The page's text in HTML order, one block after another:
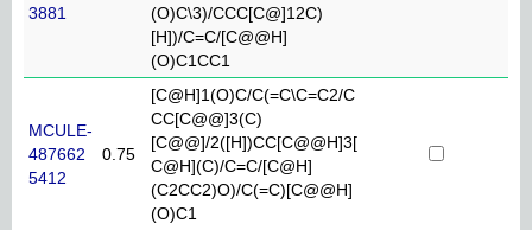
3881
(O)C\3)/CCC[C@]12C)
[H])/C=C/[C@@H]
(O)C1CC1
MCULE-
487662
5412
0.75
[C@H]1(O)C/C(=C\C=C2/C
CC[C@@]3(C)
[C@@]/2([H])CC[C@@H]3[
C@H](C)/C=C/[C@H]
(C2CC2)O)/C(=C)[C@@H]
(O)C1